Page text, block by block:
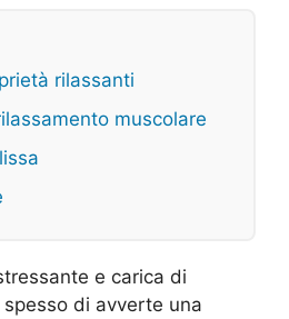
rilassanti
muscolare
e carica di
di avverte una